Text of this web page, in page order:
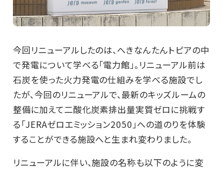
今回リニューアルしたのは、へきなんたんトピアの中
で発電について学べる「電力館」。リニューアル前は
石炭を使った火力発電の仕組みを学べる施設でし
たが、今回のリニューアルで、最新のキッズルームの
整備に加えて二酸化炭素排出量実質ゼロに挑戦す
る「JERAゼロエミッション2050」への道のりを体験
することができる施設へと生まれ変わりました。
リニューアルに伴い、施設の名称も以下のように変